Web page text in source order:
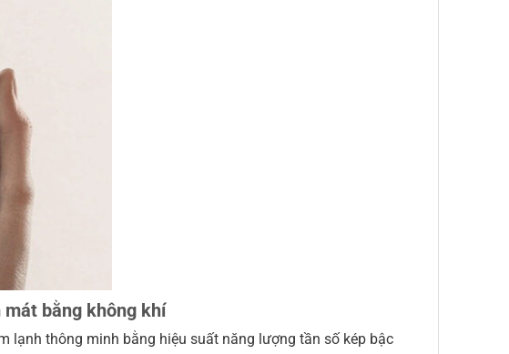
bằng không khí
lạnh thông minh bằng hiệu suất năng lượng tần số kép bậc